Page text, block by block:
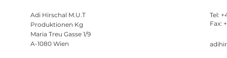
Adi Hirschal M.U.T
Produktionen Kg
Maria Treu Gasse 1/9
A-1080 Wien
Tel:
Fax: